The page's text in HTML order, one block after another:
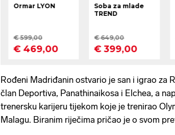
Rođeni Madriđanin ostvario je san i igrao za
član Deportiva, Panathinaikosa i Elchea, a
trenersku karijeru tijekom koje je trenirao
Malagu. Biranim riječima pričao je o svom